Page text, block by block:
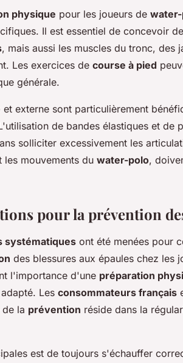
physique pour les joueurs de
Il est essentiel de concevoir
, mais aussi les muscles du tronc, des
Les exercices de course à pied
générale.
et externe sont particulièrement
de bandes élastiques et de
solliciter excessivement les
mouvements du water-polo,
pour la prévention
systématiques ont été menées pour
des blessures aux épaules chez les
l'importance d'une préparation
adapté. Les consommateurs français
la prévention réside dans la
est de toujours s'échauffer